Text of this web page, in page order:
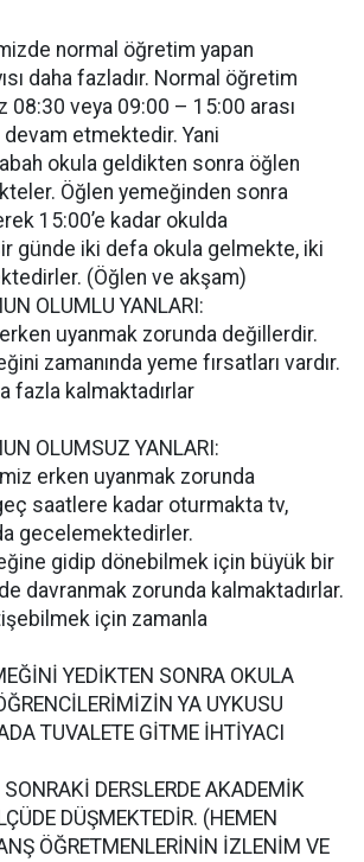
normal öğretim yapan
daha fazladır. Normal öğretim
08:30 veya 09:00 – 15:00 arası
etmektedir. Yani
okula geldikten sonra öğlen
Öğlen yemeğinden sonra
15:00’e kadar okulda
günde iki defa okula gelmekte, iki
(Öğlen ve akşam)
OLUMLU YANLARI:
uyanmak zorunda değillerdir.
zamanında yeme fırsatları vardır.
kalmaktadırlar
OLUMSUZ YANLARI:
erken uyanmak zorunda
saatlere kadar oturmakta tv,
gecelemektedirler.
gidip dönebilmek için büyük bir
davranmak zorunda kalmaktadırlar.
için zamanla
YEDİKTEN SONRA OKULA
YA UYKUSU
TUVALETE GİTME İHTİYACI
DERSLERDE AKADEMİK
DÜŞMEKTEDİR. (HEMEN
ÖĞRETMENLERİNİN İZLENİM VE